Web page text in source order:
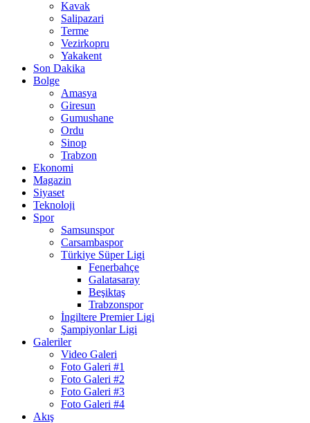
Kavak
Salipazari
Terme
Vezirkopru
Yakakent
Son Dakika
Bolge
Amasya
Giresun
Gumushane
Ordu
Sinop
Trabzon
Ekonomi
Magazin
Siyaset
Teknoloji
Spor
Samsunspor
Carsambaspor
Türkiye Süper Ligi
Fenerbahçe
Galatasaray
Beşiktaş
Trabzonspor
İngiltere Premier Ligi
Şampiyonlar Ligi
Galeriler
Video Galeri
Foto Galeri #1
Foto Galeri #2
Foto Galeri #3
Foto Galeri #4
Akış